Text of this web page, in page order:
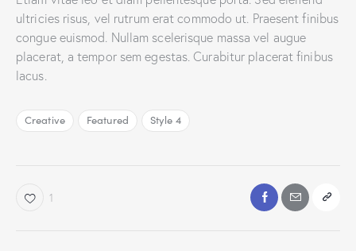
ultricies risus, vel rutrum erat commodo ut. Praesent finibus
congue euismod. Nullam scelerisque massa vel augue
placerat, a tempor sem egestas. Curabitur placerat finibus
lacus.
Creative Featured Style 4
1